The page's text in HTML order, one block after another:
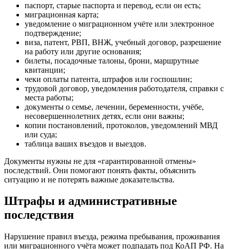
паспорт, старые паспорта и перевод, если он есть;
миграционная карта;
уведомление о миграционном учёте или электронное
подтверждение;
виза, патент, РВП, ВНЖ, учебный договор, разрешение
на работу или другие основания;
билеты, посадочные талоны, брони, маршрутные
квитанции;
чеки оплаты патента, штрафов или госпошлин;
трудовой договор, уведомления работодателя, справки с
места работы;
документы о семье, лечении, беременности, учёбе,
несовершеннолетних детях, если они важны;
копии постановлений, протоколов, уведомлений МВД
или суда;
таблица ваших въездов и выездов.
Документы нужны не для «гарантированной отмены»
последствий. Они помогают понять факты, объяснить
ситуацию и не потерять важные доказательства.
Штрафы и административные
последствия
Нарушение правил въезда, режима пребывания, проживания
или миграционного учёта может подпадать под КоАП РФ. На